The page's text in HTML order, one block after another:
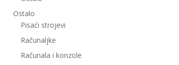
Ostalo
Pisaći strojevi
Računaljke
Računala i konzole